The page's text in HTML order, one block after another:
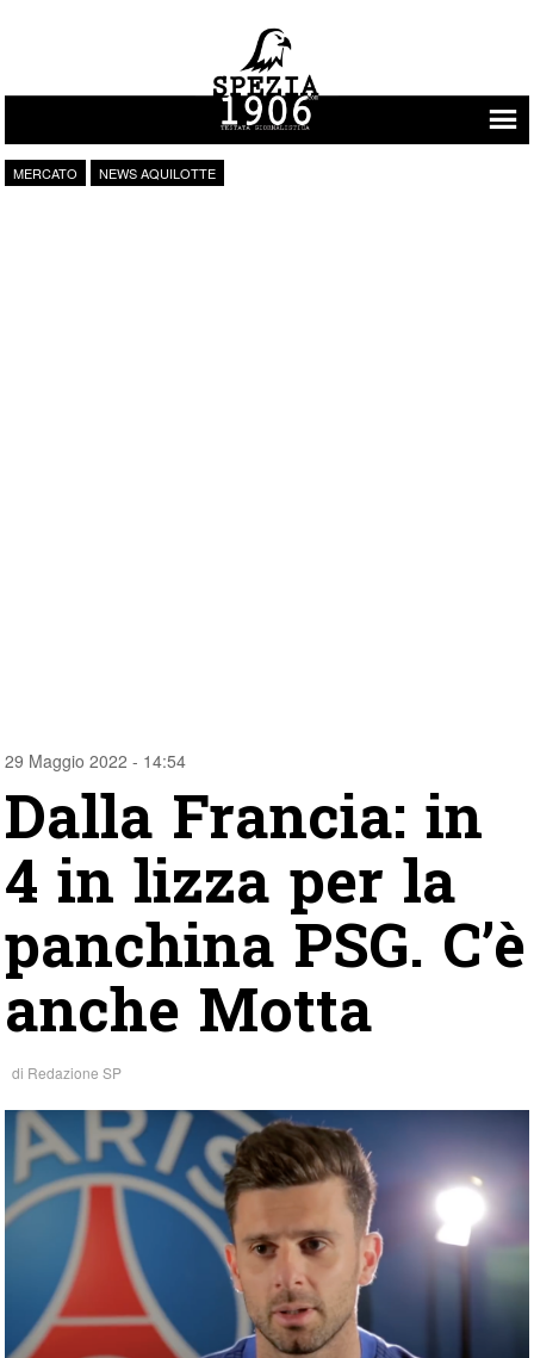
Vai al contenuto
MERCATO NEWS AQUILOTTE
29 Maggio 2022 - 14:54
Dalla Francia: in
4 in lizza per la
panchina PSG. C’è
anche Motta
di Redazione SP